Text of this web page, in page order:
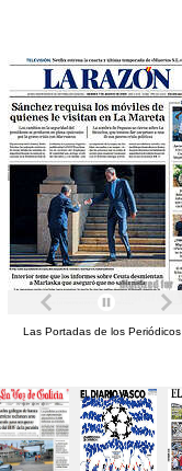
Las Portadas de los Periódicos